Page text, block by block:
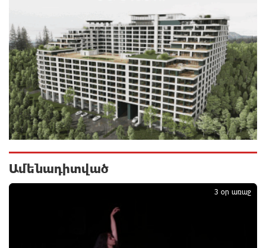
«ՀայաՔվեի» անդամները ևս Վաղարշապատի
դատարանի բակում են` հաջակցություն Հայ
առաքելական եկեղեցու և նրա Հովվապետի
մեկ ժամ առաջ
Օգոստոսի 7-ը ասորի ժողովրդի ցեղասպանության
հիշատակի օրն է․ Ուժեղ Հայաստան
մեկ ժամ առաջ
Հայաստանը ապրում է իր գոյության
ամենախայտառակ ժամանակաշրջանը․ Գառնիկ
Այսօր ամոթի օր է, այսօր Էջմիածնում դատում են
Ամենայն Հայոց Կաթողիկոսին. Մարիաննա
Ամենադիտված
3 օր առաջ
1